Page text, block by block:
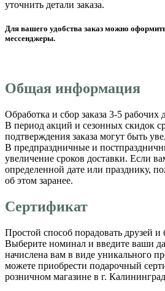
уточнить детали заказа.
Для вашего удобства заказ можно
мессенджеры.
Общая информация
Обработка и сбор заказа 3-5 рабочих
В период акций и сезонных скидок
подтверждения заказа могут быть
В предпраздничные и
увеличение сроков доставки. Если
определенной дате или празднику,
об этом заранее.
Сертификат
Простой способ порадовать друзей и
Выберите номинал и введите ваши
начислена вам в виде уникального
можете приобрести подарочный
розничном магазине в г.